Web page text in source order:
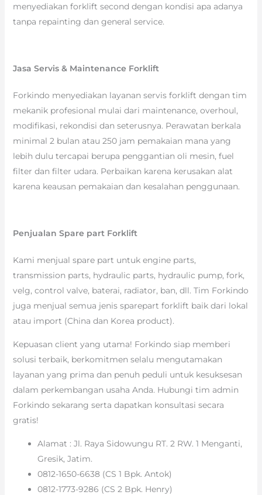
menyediakan forklift second dengan kondisi apa adanya
tanpa repainting dan general service.
Jasa Servis & Maintenance Forklift
Forkindo menyediakan layanan servis forklift dengan tim
mekanik profesional mulai dari maintenance, overhoul,
modifikasi, rekondisi dan seterusnya. Perawatan berkala
minimal 2 bulan atau 250 jam pemakaian mana yang
lebih dulu tercapai berupa penggantian oli mesin, fuel
filter dan filter udara. Perbaikan karena kerusakan alat
karena keausan pemakaian dan kesalahan penggunaan.
Penjualan Spare part Forklift
Kami menjual spare part untuk engine parts,
transmission parts, hydraulic parts, hydraulic pump, fork,
velg, control valve, baterai, radiator, ban, dll. Tim Forkindo
juga menjual semua jenis sparepart forklift baik dari lokal
atau import (China dan Korea product).
Kepuasan client yang utama! Forkindo siap memberi
solusi terbaik, berkomitmen selalu mengutamakan
layanan yang prima dan penuh peduli untuk kesuksesan
dalam perkembangan usaha Anda. Hubungi tim admin
Forkindo sekarang serta dapatkan konsultasi secara
gratis!
Alamat : Jl. Raya Sidowungu RT. 2 RW. 1 Menganti,
Gresik, Jatim.
0812-1650-6638 (CS 1 Bpk. Antok)
0812-1773-9286 (CS 2 Bpk. Henry)